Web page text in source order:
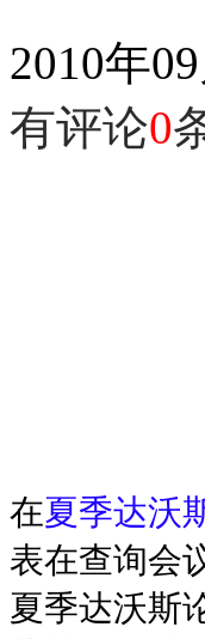
2010年
有评论0
在夏季达沃
表在查询会
夏季达沃斯